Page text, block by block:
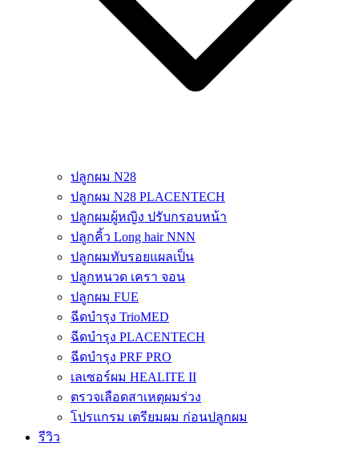
ปลูกผม N28
ปลูกผม N28 PLACENTECH
ปลูกผมผู้หญิง ปรับกรอบหน้า
ปลูกคิ้ว Long hair NNN
ปลูกผมทับรอยแผลเป็น
ปลูกหนวด เครา จอน
ปลูกผม FUE
ฉีดบำรุง TrioMED
ฉีดบำรุง PLACENTECH
ฉีดบำรุง PRF PRO
เลเซอร์ผม HEALITE II
ตรวจเลือดสาเหตุผมร่วง
โปรแกรม เตรียมผม ก่อนปลูกผม
รีวิว